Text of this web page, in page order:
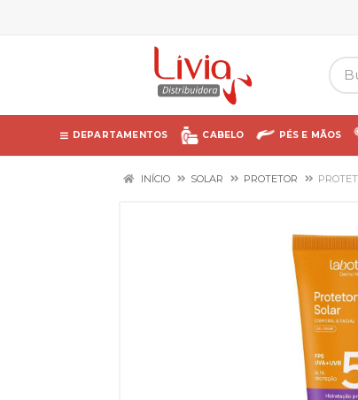
DEPARTAMENTOS CABELO PÉS E MÃOS
INÍCIO SOLAR PROTETOR